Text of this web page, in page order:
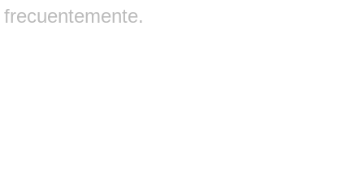
frecuentemente.